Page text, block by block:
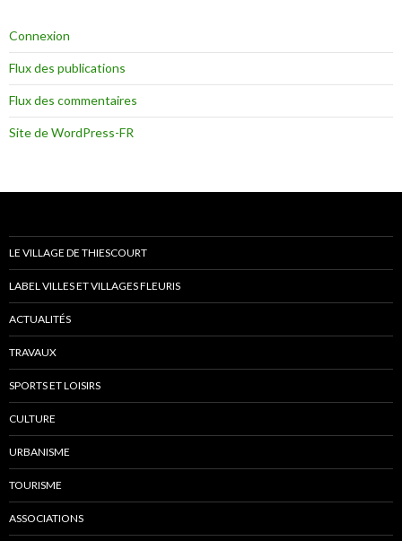
Connexion
Flux des publications
Flux des commentaires
Site de WordPress-FR
LE VILLAGE DE THIESCOURT
LABEL VILLES ET VILLAGES FLEURIS
ACTUALITÉS
TRAVAUX
SPORTS ET LOISIRS
CULTURE
URBANISME
TOURISME
ASSOCIATIONS